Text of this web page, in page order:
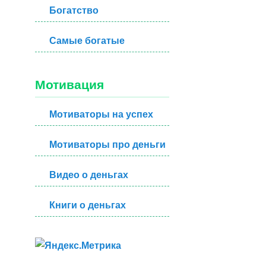
Богатство
Самые богатые
Мотивация
Мотиваторы на успех
Мотиваторы про деньги
Видео о деньгах
Книги о деньгах